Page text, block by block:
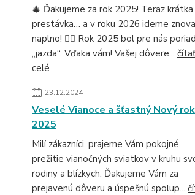
🎄 Ďakujeme za rok 2025! Teraz krátka
prestávka… a v roku 2026 ideme znova
naplno! 🚴‍♂️ Rok 2025 bol pre nás
„jazda“. Vďaka vám! Vašej dôvere... čítať
celé
23.12.2024
Veselé Vianoce a šťastný Nový rok
2025
Milí zákazníci, prajeme Vám pokojné
prežitie vianočných sviatkov v kruhu
rodiny a blízkych. Ďakujeme Vám za
prejavenú dôveru a úspešnú spolup...